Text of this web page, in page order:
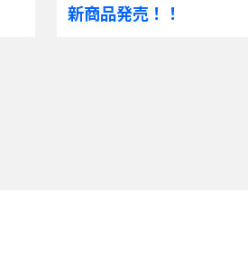
新商品発売！！